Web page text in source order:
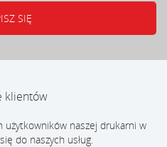
klientów
użytkowników naszej drukarni w
do naszych usług.